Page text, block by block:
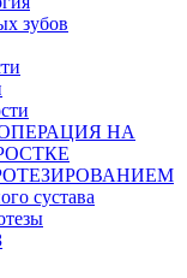
зубов
НА
сустава